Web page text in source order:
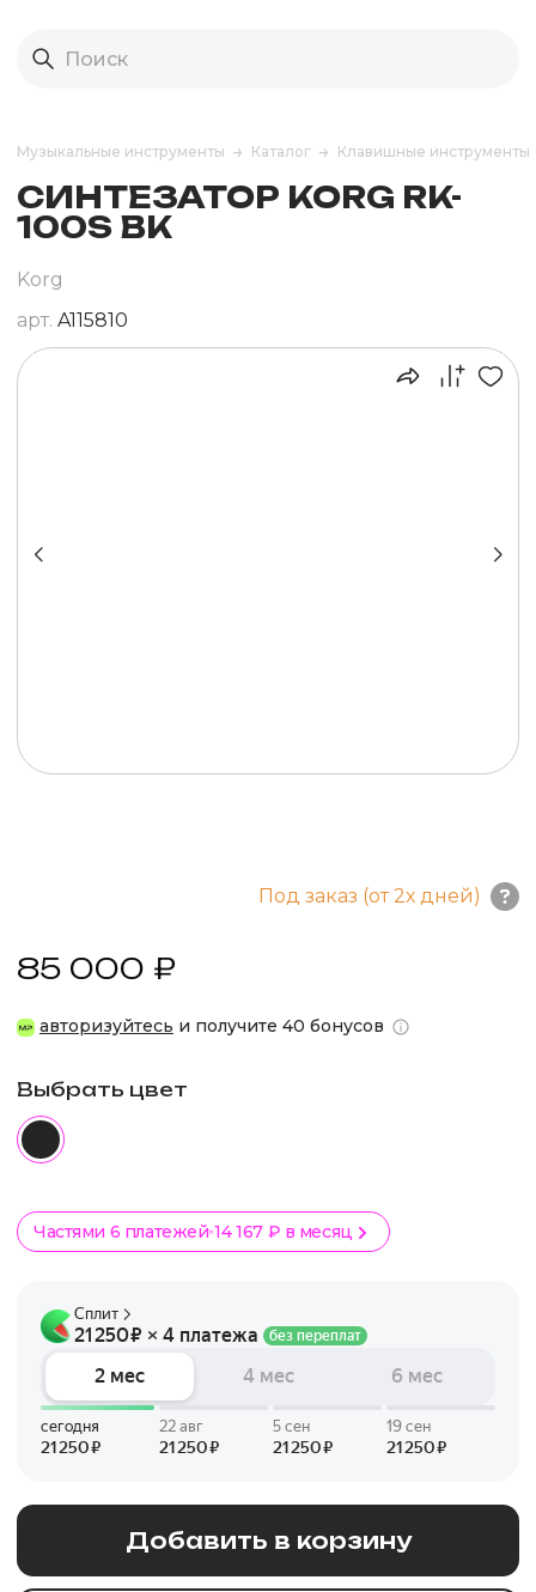
Музыкальные инструменты Каталог Клавишные инструменты
СИНТЕЗАТОР KORG RK-
100S BK
Korg
арт. A115810
Под заказ (от 2х дней)
85 000 ₽
авторизуйтесь и получите 40 бонусов
Выбрать цвет
Частями 6 платежей 14 167 ₽ в месяц
Добавить в корзину